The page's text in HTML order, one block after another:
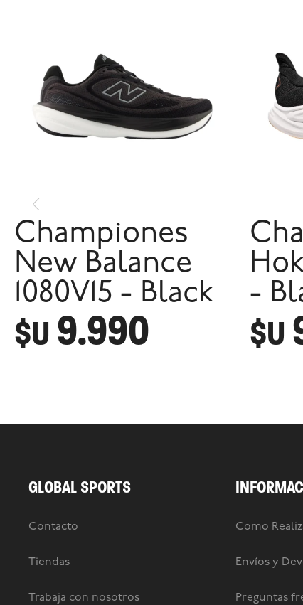
Championes
New Balance
1080V15 - Black
$U 9.990
-
$U
GLOBAL SPORTS
Contacto
Tiendas
Trabaja con nosotros
Como
Envíos y
Preguntas